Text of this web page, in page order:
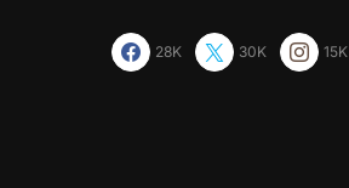
28K 30K 15K